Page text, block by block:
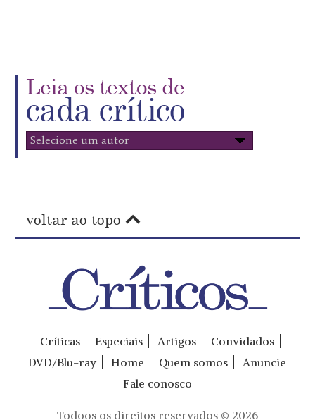
Leia os textos de
cada crítico
voltar ao topo
Críticas Especiais Artigos
Convidados
DVD/Blu-ray
Home Quem somos
Anuncie
Fale conosco
Todoos os direitos reservados © 2026